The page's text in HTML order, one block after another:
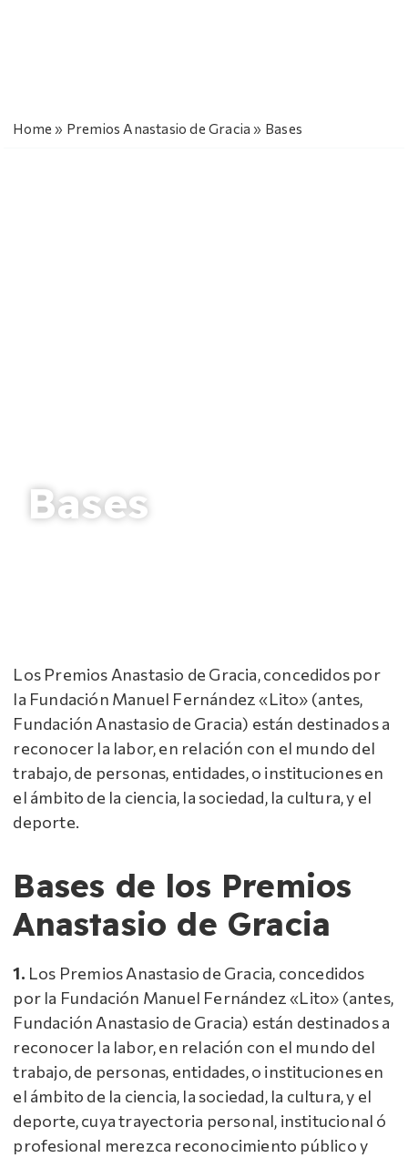
Home » Premios Anastasio de Gracia » Bases
Bases
Los Premios Anastasio de Gracia, concedidos por
la Fundación Manuel Fernández «Lito» (antes,
Fundación Anastasio de Gracia) están destinados a
reconocer la labor, en relación con el mundo del
trabajo, de personas, entidades, o instituciones en
el ámbito de la ciencia, la sociedad, la cultura, y el
deporte.
Bases de los Premios
Anastasio de Gracia
1. Los Premios Anastasio de Gracia, concedidos
por la Fundación Manuel Fernández «Lito» (antes,
Fundación Anastasio de Gracia) están destinados a
reconocer la labor, en relación con el mundo del
trabajo, de personas, entidades, o instituciones en
el ámbito de la ciencia, la sociedad, la cultura, y el
deporte, cuya trayectoria personal, institucional ó
profesional merezca reconocimiento público y